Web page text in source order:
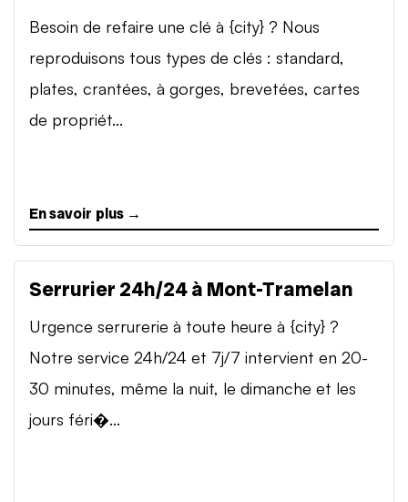
Besoin de refaire une clé à {city} ? Nous
reproduisons tous types de clés : standard,
plates, crantées, à gorges, brevetées, cartes
de propriét...
En savoir plus →
Serrurier 24h/24 à Mont-Tramelan
Urgence serrurerie à toute heure à {city} ?
Notre service 24h/24 et 7j/7 intervient en 20-
30 minutes, même la nuit, le dimanche et les
jours féri�...